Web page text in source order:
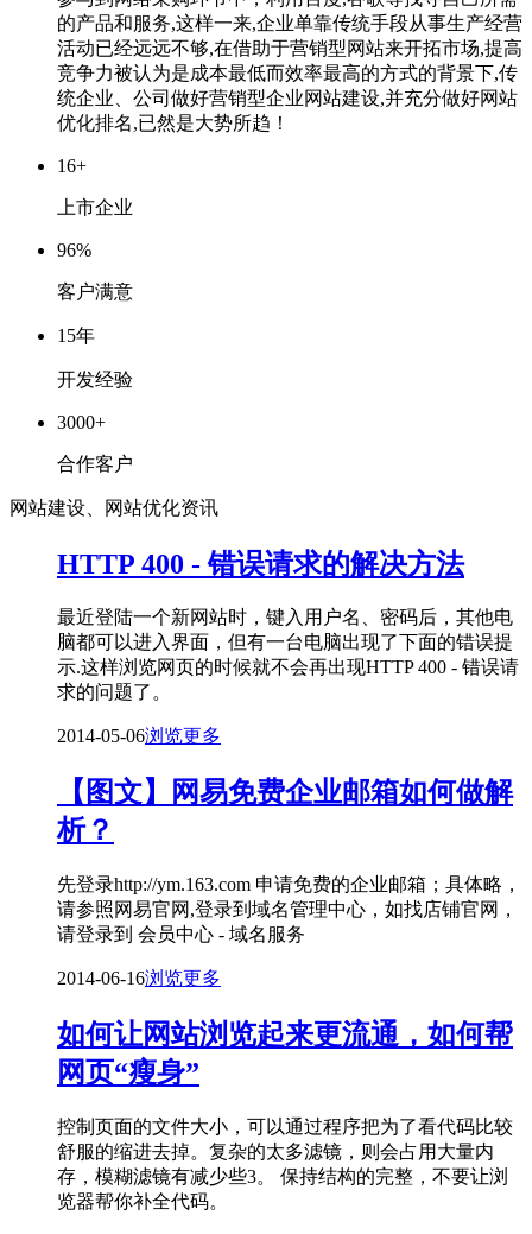
的产品和服务,这样一来,企业单靠传统手段从事生产经营
活动已经远远不够,在借助于营销型网站来开拓市场,提高
竞争力被认为是成本最低而效率最高的方式的背景下,传
统企业、公司做好营销型企业网站建设,并充分做好网站
优化排名,已然是大势所趋！
16+
上市企业
96%
客户满意
15年
开发经验
3000+
合作客户
网站建设、网站优化资讯
HTTP 400 - 错误请求的解决方法
最近登陆一个新网站时，键入用户名、密码后，其他电
脑都可以进入界面，但有一台电脑出现了下面的错误提
示.这样浏览网页的时候就不会再出现HTTP 400 - 错误请
求的问题了。
2014-05-06浏览更多
【图文】网易免费企业邮箱如何做解
析？
先登录http://ym.163.com 申请免费的企业邮箱；具体略，
请参照网易官网,登录到域名管理中心，如找店铺官网，
请登录到 会员中心 - 域名服务
2014-06-16浏览更多
如何让网站浏览起来更流通，如何帮
网页“瘦身”
控制页面的文件大小，可以通过程序把为了看代码比较
舒服的缩进去掉。复杂的太多滤镜，则会占用大量内
存，模糊滤镜有减少些3。 保持结构的完整，不要让浏
览器帮你补全代码。